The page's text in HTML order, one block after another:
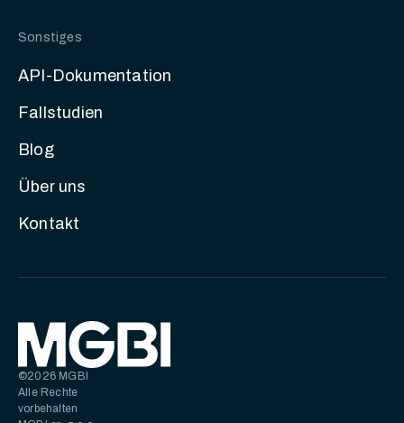
Sonstiges
API-Dokumentation
Fallstudien
Blog
Über uns
Kontakt
©2026 MGBI
Alle Rechte
vorbehalten